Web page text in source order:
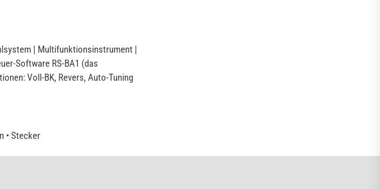
| Multifunktionsinstrument |
Software RS-BA1 (das
Voll-BK, Revers, Auto-Tuning
• Stecker